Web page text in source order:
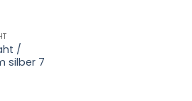
/
silber 7